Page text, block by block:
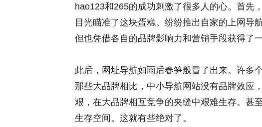
hao123和265的成功刺激了很多人的心。首先
目光瞄准了这块蛋糕。纷纷推出自家的上网导
但也凭借各自的品牌影响力和营销手段获得了一
此后，网址导航如雨后春笋般冒了出来。许多
那些大品牌相比，中小导航网站没有品牌效应
艰，在大品牌相互竞争的夹缝中艰难生存。甚
生存空间。这就有些绝对了。